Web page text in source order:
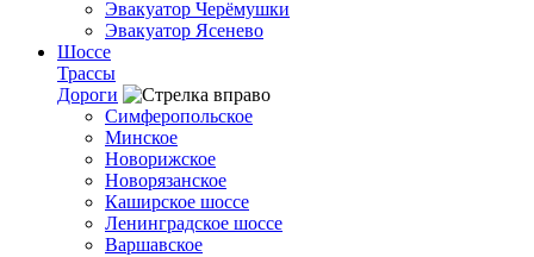
Эвакуатор Черёмушки
Эвакуатор Ясенево
Шоссе
Трассы
Дороги
Симферопольское
Минское
Новорижское
Новорязанское
Каширское шоссе
Ленинградское шоссе
Варшавское